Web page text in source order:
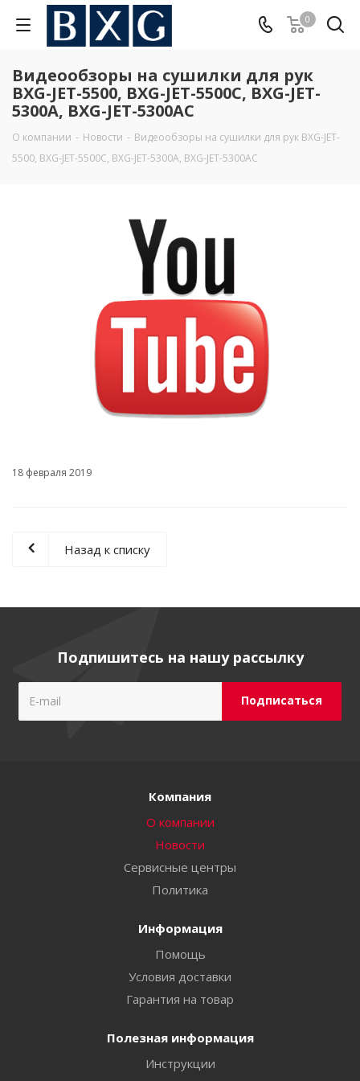
0
Видеообзоры на сушилки для рук
BXG-JET-5500, BXG-JET-5500C, BXG-JET-
5300А, BXG-JET-5300АС
О компании - Новости - Видеообзоры на сушилки для рук BXG-JET-
5500, BXG-JET-5500C, BXG-JET-5300А, BXG-JET-5300АС
18 февраля 2019
Назад к списку
Подпишитесь на нашу рассылку
Компания
О компании
Новости
Сервисные центры
Политика
Информация
Помощь
Условия доставки
Гарантия на товар
Полезная информация
Инструкции